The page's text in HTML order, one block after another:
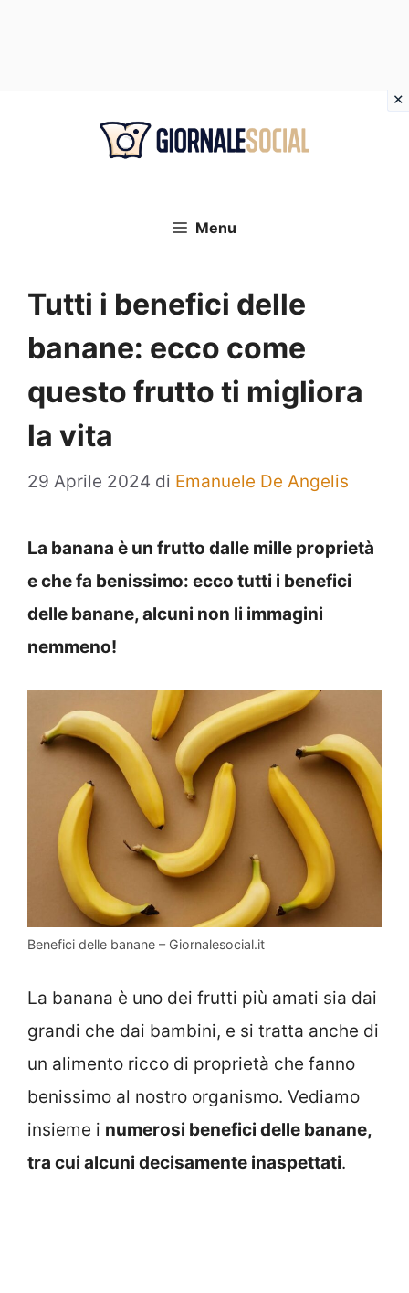
Menu
Tutti i benefici delle
banane: ecco come
questo frutto ti migliora
la vita
29 Aprile 2024 di Emanuele De Angelis
La banana è un frutto dalle mille proprietà
e che fa benissimo: ecco tutti i benefici
delle banane, alcuni non li immagini
nemmeno!
Benefici delle banane – Giornalesocial.it
La banana è uno dei frutti più amati sia dai
grandi che dai bambini, e si tratta anche di
un alimento ricco di proprietà che fanno
benissimo al nostro organismo. Vediamo
insieme i numerosi benefici delle banane,
tra cui alcuni decisamente inaspettati.